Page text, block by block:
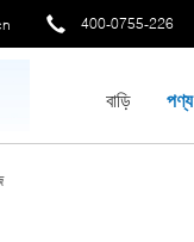
400-0755-226
বাড়ি পণ্য